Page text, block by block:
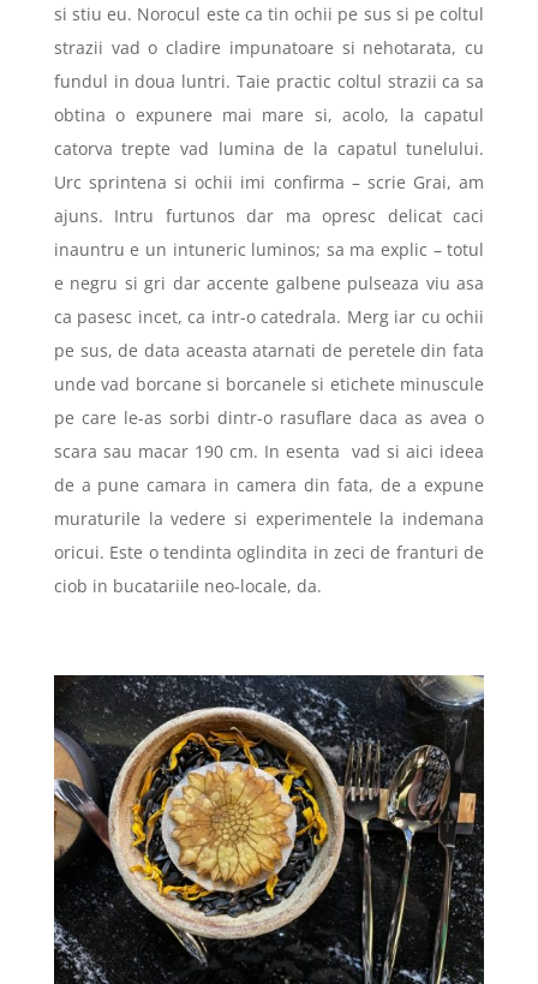
si stiu eu. Norocul este ca tin ochii pe sus si pe coltul
strazii vad o cladire impunatoare si nehotarata, cu
fundul in doua luntri. Taie practic coltul strazii ca sa
obtina o expunere mai mare si, acolo, la capatul
catorva trepte vad lumina de la capatul tunelului.
Urc sprintena si ochii imi confirma – scrie Grai, am
ajuns. Intru furtunos dar ma opresc delicat caci
inauntru e un intuneric luminos; sa ma explic – totul
e negru si gri dar accente galbene pulseaza viu asa
ca pasesc incet, ca intr-o catedrala. Merg iar cu ochii
pe sus, de data aceasta atarnati de peretele din fata
unde vad borcane si borcanele si etichete minuscule
pe care le-as sorbi dintr-o rasuflare daca as avea o
scara sau macar 190 cm. In esenta vad si aici ideea
de a pune camara in camera din fata, de a expune
muraturile la vedere si experimentele la indemana
oricui. Este o tendinta oglindita in zeci de franturi de
ciob in bucatariile neo-locale, da.